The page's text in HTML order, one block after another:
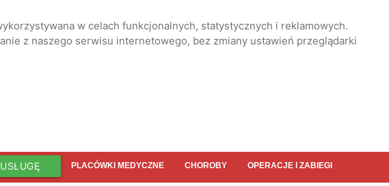
w celach funkcjonalnych, statystycznych i reklamowych.
z naszego serwisu internetowego, bez zmiany ustawień przeglądarki
PLACÓWKI MEDYCZNE CHOROBY OPERACJE I ZABIEGI